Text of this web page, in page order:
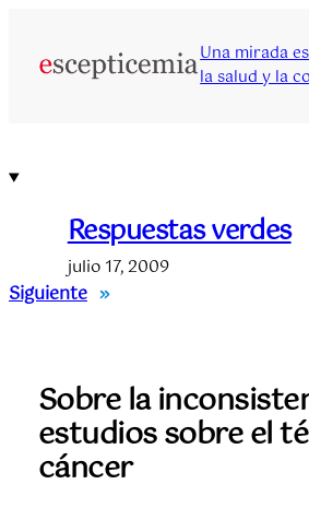
contenido
Una mirada
la salud y la
Respuestas verdes
julio 17, 2009
Siguiente »
Sobre la
estudios sobre el
cáncer